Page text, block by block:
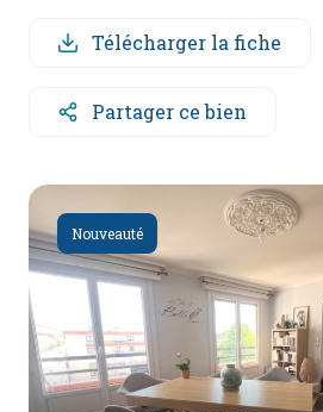
bien
e-
mail
poser
question
l'agence
Télécharger la fiche
Partager ce bien
Nouveauté